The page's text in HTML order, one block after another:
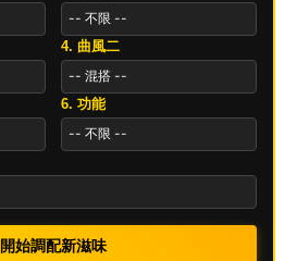
4. 曲風二
6. 功能
開始調配新滋味